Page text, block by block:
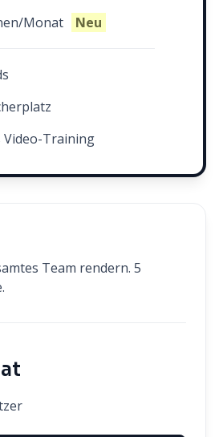
Monat
Neu
Video-Training
Team rendern. 5